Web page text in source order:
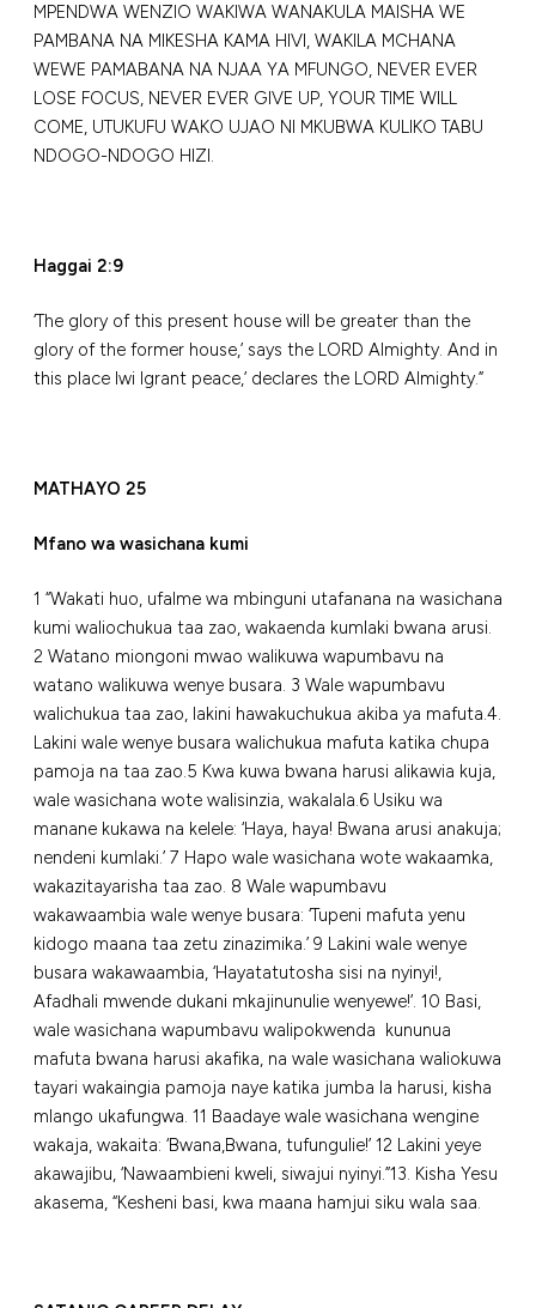
MPENDWA WENZIO WAKIWA WANAKULA MAISHA WE
PAMBANA NA MIKESHA KAMA HIVI, WAKILA MCHANA
WEWE PAMABANA NA NJAA YA MFUNGO, NEVER EVER
LOSE FOCUS, NEVER EVER GIVE UP, YOUR TIME WILL
COME, UTUKUFU WAKO UJAO NI MKUBWA KULIKO TABU
NDOGO-NDOGO HIZI.
Haggai 2:9
‘The glory of this present house will be greater than the
glory of the former house,’ says the LORD Almighty. And in
this place Iwi lgrant peace,’ declares the LORD Almighty.”
MATHAYO 25
Mfano wa wasichana kumi
1 “Wakati huo, ufalme wa mbinguni utafanana na wasichana
kumi waliochukua taa zao, wakaenda kumlaki bwana arusi.
2 Watano miongoni mwao walikuwa wapumbavu na
watano walikuwa wenye busara. 3 Wale wapumbavu
walichukua taa zao, lakini hawakuchukua akiba ya mafuta.4.
Lakini wale wenye busara walichukua mafuta katika chupa
pamoja na taa zao.5 Kwa kuwa bwana harusi alikawia kuja,
wale wasichana wote walisinzia, wakalala.6 Usiku wa
manane kukawa na kelele: ‘Haya, haya! Bwana arusi anakuja;
nendeni kumlaki.’ 7 Hapo wale wasichana wote wakaamka,
wakazitayarisha taa zao. 8 Wale wapumbavu
wakawaambia wale wenye busara: ‘Tupeni mafuta yenu
kidogo maana taa zetu zinazimika.’ 9 Lakini wale wenye
busara wakawaambia, ‘Hayatatutosha sisi na nyinyi!,
Afadhali mwende dukani mkajinunulie wenyewe!’. 10 Basi,
wale wasichana wapumbavu walipokwenda kununua
mafuta bwana harusi akafika, na wale wasichana waliokuwa
tayari wakaingia pamoja naye katika jumba la harusi, kisha
mlango ukafungwa. 11 Baadaye wale wasichana wengine
wakaja, wakaita: ‘Bwana,Bwana, tufungulie!’ 12 Lakini yeye
akawajibu, ‘Nawaambieni kweli, siwajui nyinyi.”13. Kisha Yesu
akasema, “Kesheni basi, kwa maana hamjui siku wala saa.